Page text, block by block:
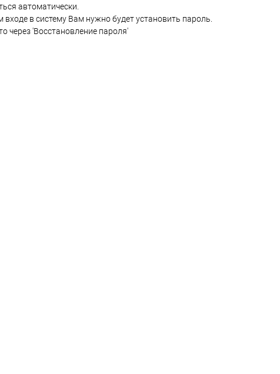
автоматически.
входе в систему Вам нужно будет установить пароль.
через 'Восстановление пароля'